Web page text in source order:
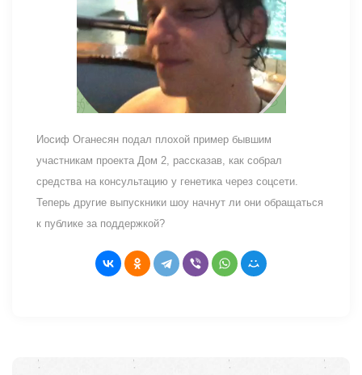
Иосиф Оганесян подал плохой пример бывшим
участникам проекта Дом 2, рассказав, как собрал
средства на консультацию у генетика через соцсети.
Теперь другие выпускники шоу начнут ли они обращаться
к публике за поддержкой?